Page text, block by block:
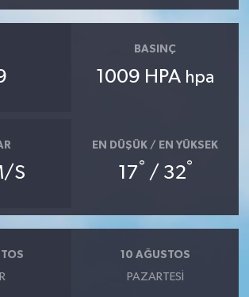
BASINÇ
1009 HPA hpa
S
EN DÜŞÜK / EN YÜKSEK
17° / 32°
10 AĞUSTOS
PAZARTESI